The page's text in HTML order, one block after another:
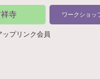
寺 ワークショッ
ップリンク会員